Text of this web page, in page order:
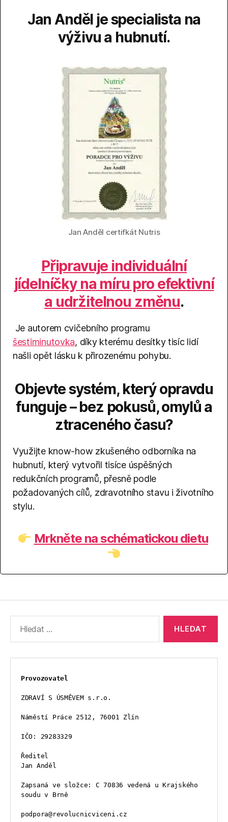
Jan Anděl je specialista na
výživu a hubnutí.
Jan Anděl certifkát Nutris
Připravuje individuální
jídelníčky na míru pro efektivní
a udržitelnou změnu.
Je autorem cvičebního programu
šestiminutovka, díky kterému desítky tisíc lidí
našli opět lásku k přirozenému pohybu.
Objevte systém, který opravdu
funguje – bez pokusů, omylů a
ztraceného času?
Využijte know-how zkušeného odborníka na
hubnutí, který vytvořil tisíce úspěšných
redukčních programů, přesně podle
požadovaných cílů, zdravotního stavu i životního
stylu.
Mrkněte na schématickou dietu
vyhledávání:
Provozovatel
ZDRAVÍ S ÚSMĚVEM s.r.o.
Náměstí Práce 2512, 76001 Zlín
IČO: 29283329
Ředitel
Jan Anděl
Zapsaná ve složce: C 70836 vedená u Krajského
soudu v Brně
podpora@revolucnicviceni.cz